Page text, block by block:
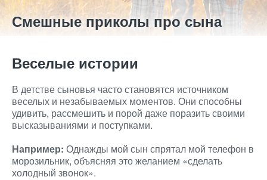
Смешные приколы про сына
Веселые истории
В детстве сыновья часто становятся источником
веселых и незабываемых моментов. Они способны
удивить, рассмешить и порой даже поразить своими
высказываниями и поступками.
Например: Однажды мой сын спрятал мой телефон в
морозильник, объясняя это желанием «сделать
холодный звонок».